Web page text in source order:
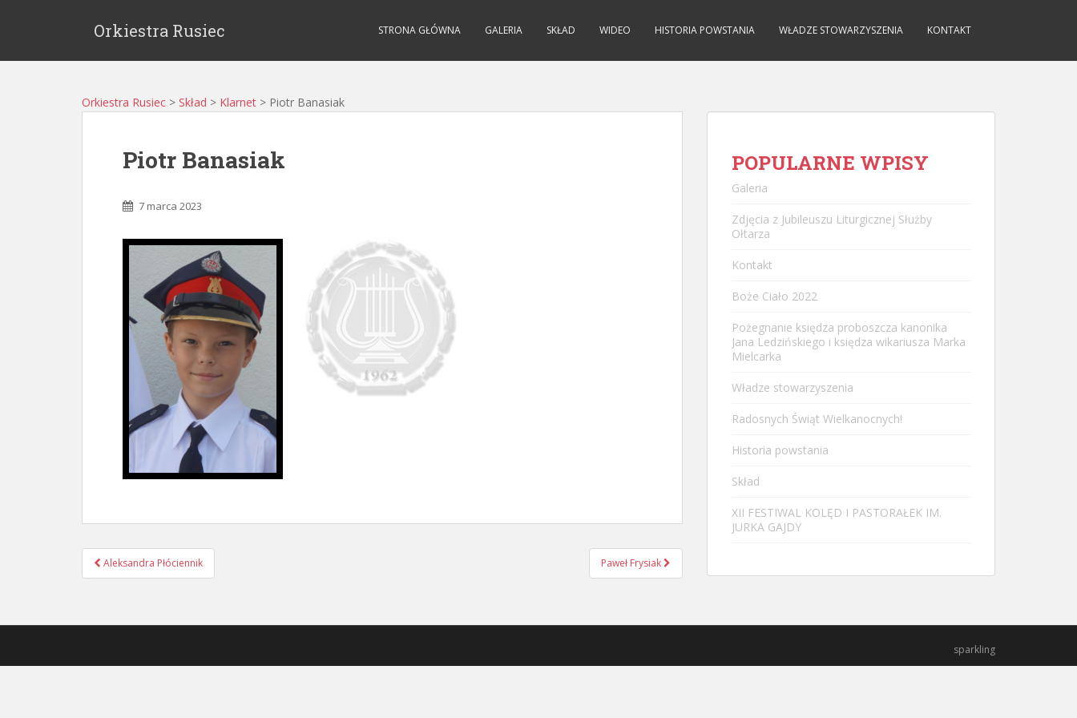
Orkiestra Rusiec STRONA GŁÓWNA GALERIA SKŁAD WIDEO HISTORIA POWSTANIA WŁADZE STOWARZYSZENIA KONTAKT
Orkiestra Rusiec > Skład > Klarnet > Piotr Banasiak
Piotr Banasiak
7 marca 2023
Nawigacja
postu
Aleksandra Płóciennik Paweł Frysiak
POPULARNE WPISY
Galeria
Zdjęcia z Jubileuszu Liturgicznej Służby
Ołtarza
Kontakt
Boże Ciało 2022
Pożegnanie księdza proboszcza kanonika
Jana Ledzińskiego i księdza wikariusza Marka
Mielcarka
Władze stowarzyszenia
Radosnych Świąt Wielkanocnych!
Historia powstania
Skład
XII FESTIWAL KOLĘD I PASTORAŁEK IM.
JURKA GAJDY
sparkling